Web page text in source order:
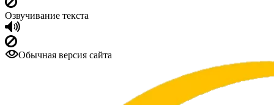
Озвучивание текста
Обычная версия сайта